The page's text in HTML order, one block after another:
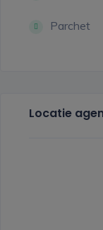
Parchet
Locatie